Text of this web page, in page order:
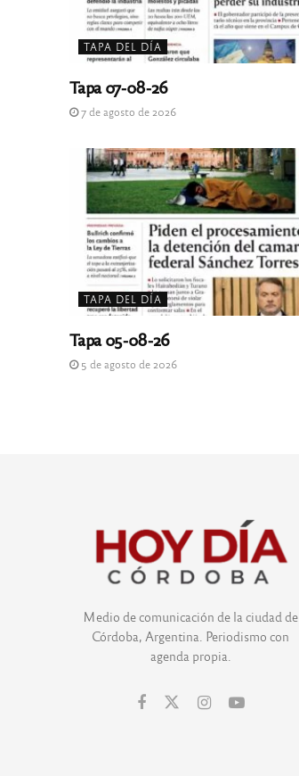
TAPA DEL DÍA
Tapa 07-08-26
7 de agosto de 2026
TAPA DEL DÍA
Tapa 05-08-26
5 de agosto de 2026
Medio de comunicación de la ciudad de
Córdoba, Argentina. Periodismo con
agenda propia.